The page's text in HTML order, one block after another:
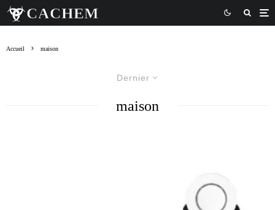
Accueil maison
Dernier
maison